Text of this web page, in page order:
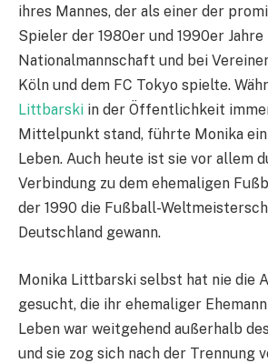
ihres Mannes, der als einer der
Spieler der 1980er und 1990er
Nationalmannschaft und bei
Köln und dem FC Tokyo spielte.
Littbarski in der Öffentlichkeit
Mittelpunkt stand, führte Monika
Leben. Auch heute ist sie vor allem
Verbindung zu dem ehemaligen
der 1990 die Fußball-
Deutschland gewann.
Monika Littbarski selbst hat nie die
gesucht, die ihr ehemaliger
Leben war weitgehend außerhalb
und sie zog sich nach der Trennung